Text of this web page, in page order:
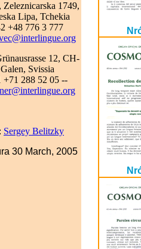
1749,
Lipa, Tchekia
+48 776 3 777
12, CH-
Svissia
+71 288 52 05 --
Sergey Belitzky
30 March, 2005